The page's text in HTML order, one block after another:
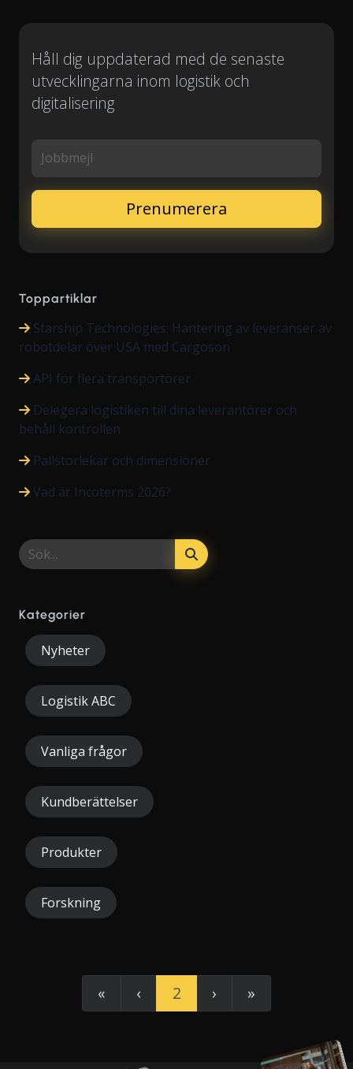
Håll dig uppdaterad med de senaste
utvecklingarna inom logistik och
digitalisering
Jobbmejl
Toppartiklar
Starship Technologies: Hantering av leveranser av
robotdelar över USA med Cargoson
API för flera transportörer
Delegera logistiken till dina leverantörer och
behåll kontrollen
Pallstorlekar och dimensioner
Vad är Incoterms 2026?
Kategorier
Nyheter
Logistik ABC
Vanliga frågor
Kundberättelser
Produkter
Forskning
« ‹ 2 › »